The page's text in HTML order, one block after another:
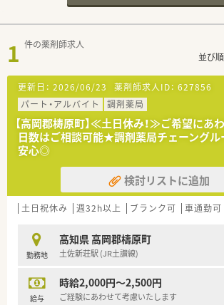
1 件の薬剤師求人
並び順
更新日： 2026/06/23 薬剤師求人ID： 627856
パート・アルバイト
調剤薬局
【高岡郡梼原町】≪土日休み！≫ご希望にあ
日数はご相談可能★調剤薬局チェーングル
安心◎
検討リストに追加
土日祝休み 週32h以上 ブランク可 車通勤可
勤務地
高知県 高岡郡檮原町
土佐新荘駅 (JR土讃線)
給与
時給2,000円～2,500円
ご経験にあわせて考慮いたします